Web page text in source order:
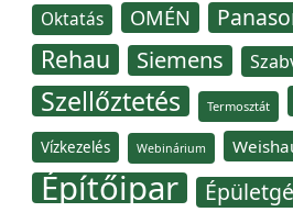
Oktatás OMÉN
Rehau Siemens
Szellőztetés Termosztát
Vízkezelés Webinárium
Építőipar